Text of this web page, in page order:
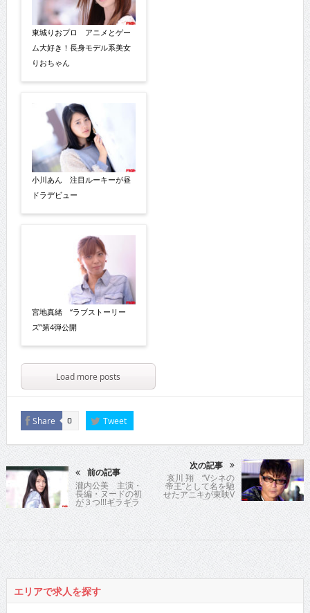
東城りおプロ アニメとゲー
ム大好き！長身モデル系美女
りおちゃん
小川あん 注目ルーキーが昼
ドラデビュー
宮地真緒 “ラブストーリー
ズ”第4弾公開
Load more posts
Share 0 Tweet
前の記事
瀧内公美 主演・
長編・ヌードの初
が３つ!!!ギラギラ
系新進女優の懸け
た想い
次の記事
哀川 翔 “Vシネの
帝王”として名を馳
せたアニキが東映V
シネマ25周年記念
作で暴れまくる!!
エリアで求人を探す